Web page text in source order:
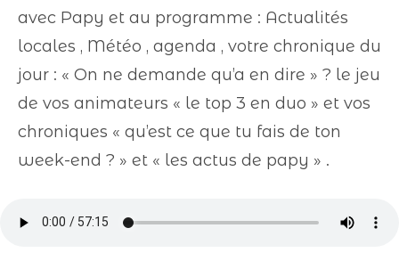
avec Papy et au programme : Actualités
locales , Météo , agenda , votre chronique du
jour : « On ne demande qu’a en dire » ? le jeu
de vos animateurs « le top 3 en duo » et vos
chroniques « qu’est ce que tu fais de ton
week-end ? » et « les actus de papy » .